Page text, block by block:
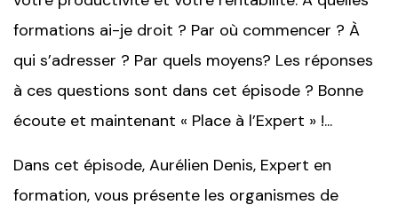
formations ai-je droit ? Par où commencer ? À
qui s’adresser ? Par quels moyens? Les réponses
à ces questions sont dans cet épisode ? Bonne
écoute et maintenant « Place à l’Expert » !...
Dans cet épisode, Aurélien Denis, Expert en
formation, vous présente les organismes de